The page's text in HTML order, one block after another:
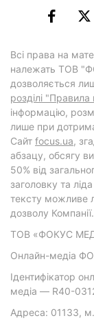
Всі права на
належать ТОВ
дозволяється
розділі
інформацію,
лише при
Cайт focus.ua,
абзацу, обсягу
50% від
заголовку та
тексту можливе
дозволу Компанії.
ТОВ «ФОКУС
Онлайн-медіа
Ідентифікатор
медіа — R40-
Адреса: 01133, м.